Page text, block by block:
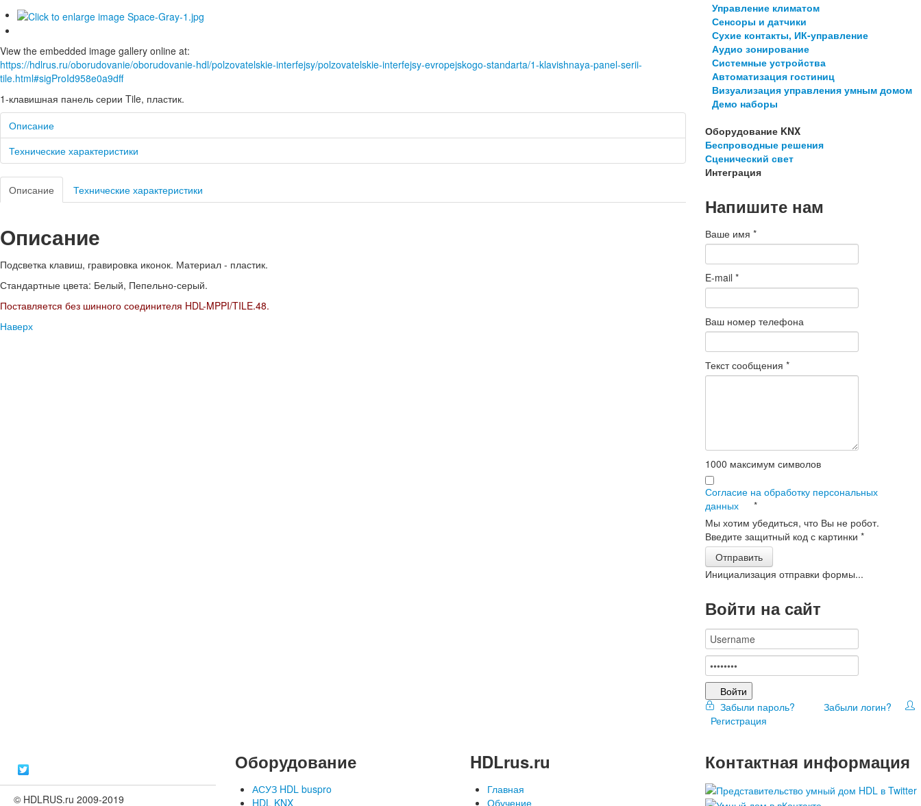
View the embedded image gallery online at:
https://hdlrus.ru/oborudovanie/oborudovanie-hdl/polzovatelskie-interfejsy/polzovatelskie-interfejsy-evropejskogo-standarta/1-klavishnaya-panel-serii-
tile.html#sigProId958e0a9dff
1-клавишная панель серии Tile, пластик.
Описание
Технические характеристики
Описание Технические характеристики
Описание
Подсветка клавиш, гравировка иконок. Материал - пластик.
Стандартные цвета: Белый, Пепельно-серый.
Поставляется без шинного соединителя HDL-MPPI/TILE.48.
Наверх
Управление климатом
Сенсоры и датчики
Сухие контакты, ИК-управление
Аудио зонирование
Системные устройства
Автоматизация гостиниц
Визуализация управления умным домом
Демо наборы
Оборудование KNX
Беспроводные решения
Сценический свет
Интеграция
Напишите нам
Ваше имя*
E-mail*
Ваш номер телефона
Текст сообщения*
1000 максимум символов
Согласие на обработку персональных
данных
*
Мы хотим убедиться, что Вы не робот.
Введите защитный код с картинки*
Отправить
Инициализация отправки формы...
Войти на сайт
Войти
Забыли пароль?
Забыли логин?
Регистрация
© HDLRUS.ru 2009-2019
Оборудование
АСУЗ HDL buspro
HDL KNX
HDLrus.ru
Главная
Обучение
Контактная информация